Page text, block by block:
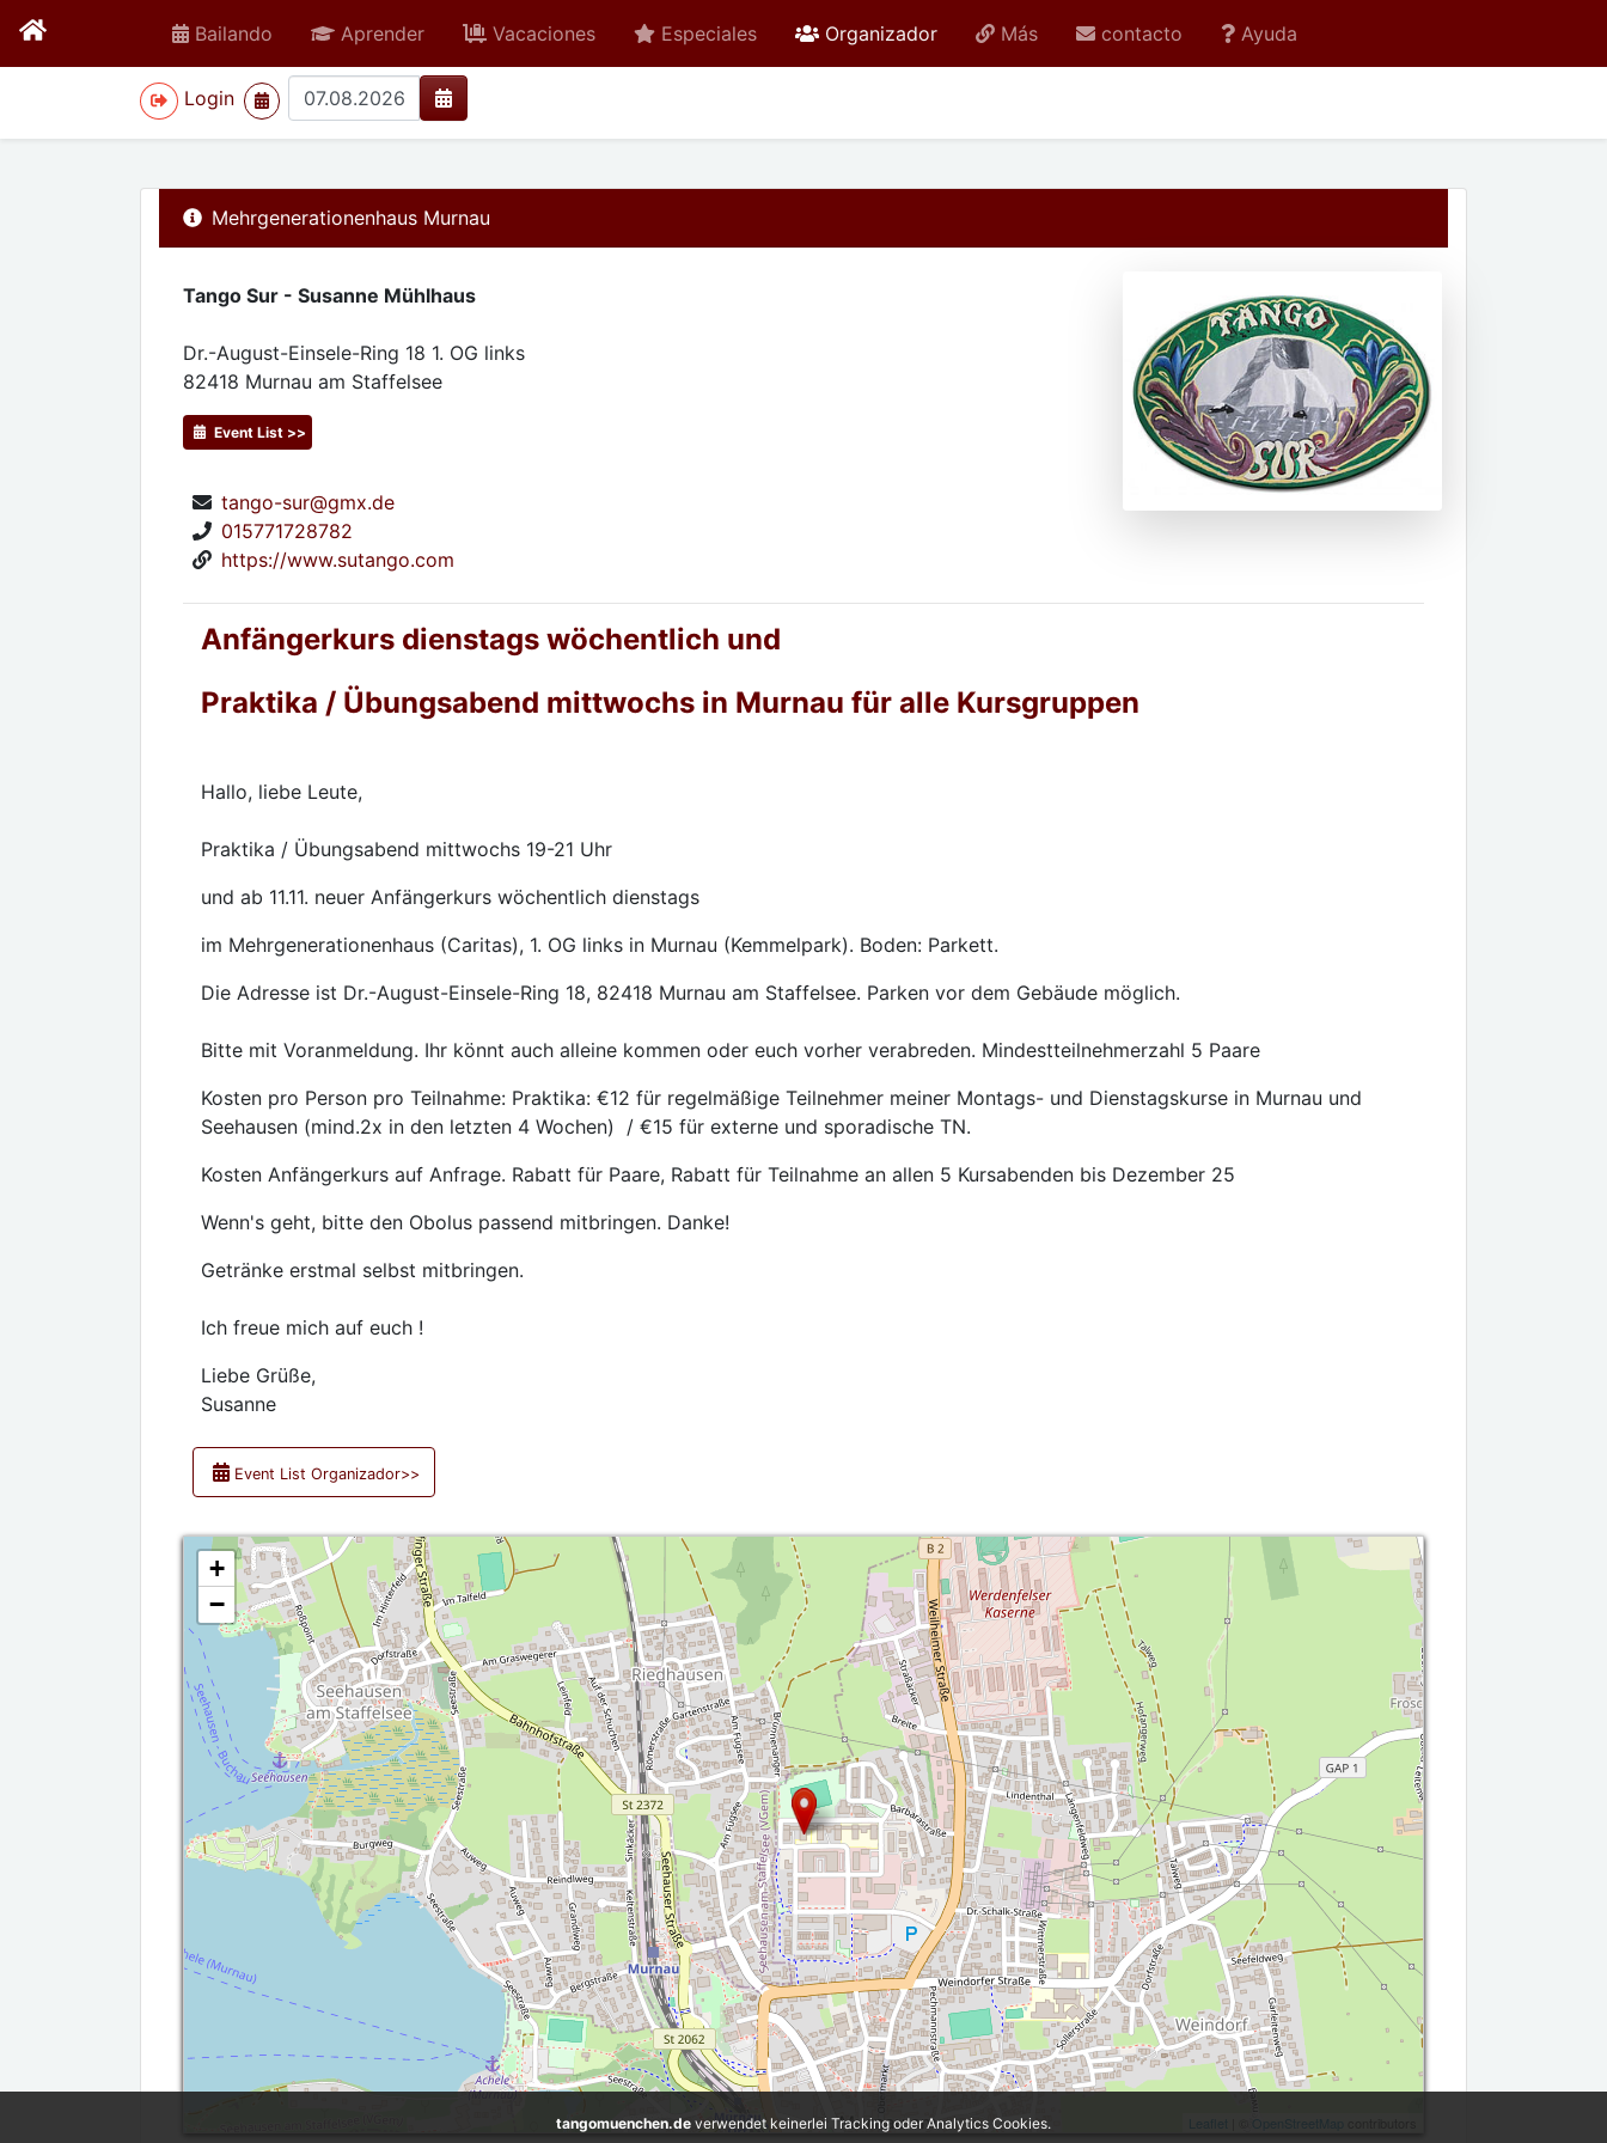
Bailando Aprender Vacaciones Especiales Organizadoractive Más contacto Ayuda
Login
>
Mehrgenerationenhaus Murnau
Tango Sur - Susanne Mühlhaus
Dr.-August-Einsele-Ring 18 1. OG links
82418 Murnau am Staffelsee
Event List >>
tango-sur@gmx.de
015771728782
https://www.sutango.com
Anfängerkurs dienstags wöchentlich und
Praktika / Übungsabend mittwochs in Murnau für alle Kursgruppen
Hallo, liebe Leute,
Praktika / Übungsabend mittwochs 19-21 Uhr
und ab 11.11. neuer Anfängerkurs wöchentlich dienstags
im Mehrgenerationenhaus (Caritas), 1. OG links in Murnau (Kemmelpark). Boden: Parkett.
Die Adresse ist Dr.-August-Einsele-Ring 18, 82418 Murnau am Staffelsee. Parken vor dem Gebäude möglich.
Bitte mit Voranmeldung. Ihr könnt auch alleine kommen oder euch vorher verabreden. Mindestteilnehmerzahl 5 Paare
Kosten pro Person pro Teilnahme: Praktika: €12 für regelmäßige Teilnehmer meiner Montags- und Dienstagskurse in Murnau und
Seehausen (mind.2x in den letzten 4 Wochen) / €15 für externe und sporadische TN.
Kosten Anfängerkurs auf Anfrage. Rabatt für Paare, Rabatt für Teilnahme an allen 5 Kursabenden bis Dezember 25
Wenn's geht, bitte den Obolus passend mitbringen. Danke!
Getränke erstmal selbst mitbringen.
Ich freue mich auf euch !
Liebe Grüße,
Susanne
Event List Organizador>>
+
−
Leaflet OpenStreetMap
tangomuenchen.de verwendet keinerlei Tracking oder Analytics Cookies.